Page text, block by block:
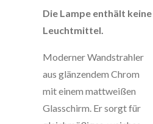
Die Lampe enthält keine
Leuchtmittel.
Moderner Wandstrahler
aus glänzendem Chrom
mit einem mattweißen
Glasschirm. Er sorgt für